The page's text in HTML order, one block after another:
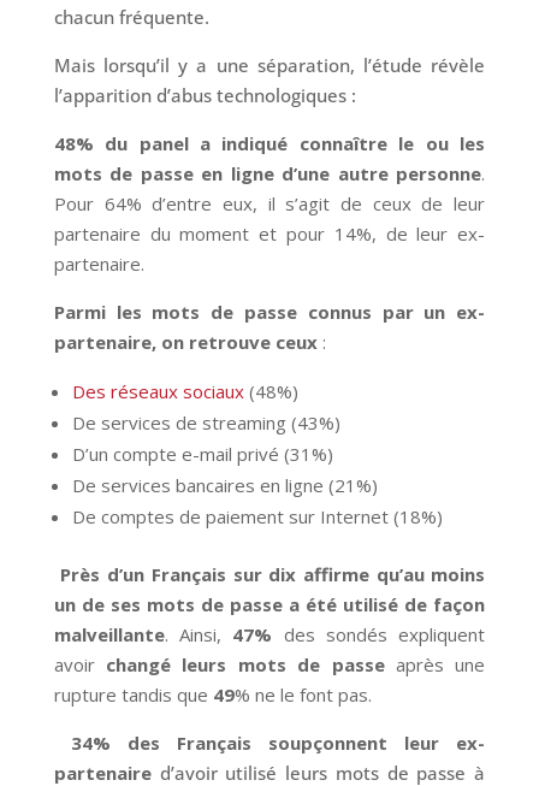
chacun fréquente.
Mais lorsqu’il y a une séparation, l’étude révèle
l’apparition d’abus technologiques :
48% du panel a indiqué connaître le ou les
mots de passe en ligne d’une autre personne.
Pour 64% d’entre eux, il s’agit de ceux de leur
partenaire du moment et pour 14%, de leur ex-
partenaire.
Parmi les mots de passe connus par un ex-
partenaire, on retrouve ceux:
Des réseaux sociaux(48%)
De services de streaming (43%)
D’un compte e-mail privé (31%)
De services bancaires en ligne (21%)
De comptes de paiement sur Internet (18%)
Près d’un Français sur dix affirme qu’au moins
un de ses mots de passe a été utilisé de façon
malveillante. Ainsi, 47% des sondés expliquent
avoir changé leurs mots de passeaprès une
rupture tandis que 49% ne le font pas.
34% des Français soupçonnent leur ex-
partenaire d’avoir utilisé leurs mots de passe à